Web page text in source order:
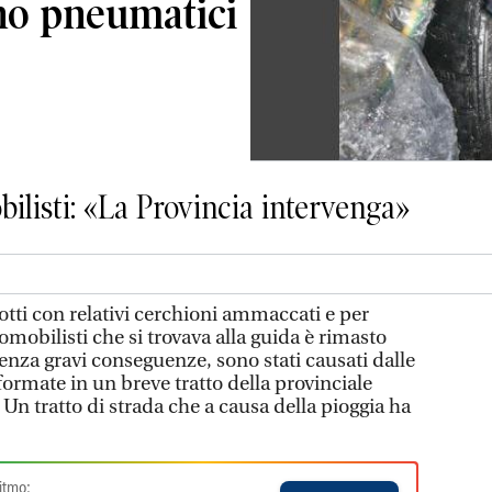
pneumatici
«La Provincia intervenga»
con relativi cerchioni ammaccati e per
che si trovava alla guida è rimasto
gravi conseguenze, sono stati causati dalle
in un breve tratto della provinciale
tratto di strada che a causa della pioggia ha